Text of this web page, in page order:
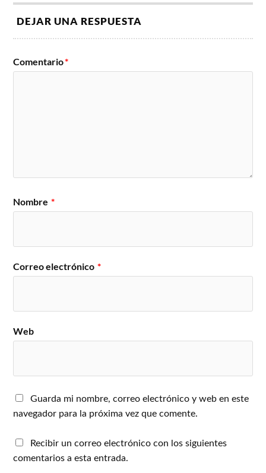
DEJAR UNA RESPUESTA
Comentario*
Nombre *
Correo electrónico *
Web
Guarda mi nombre, correo electrónico y web en este
navegador para la próxima vez que comente.
Recibir un correo electrónico con los siguientes
comentarios a esta entrada.